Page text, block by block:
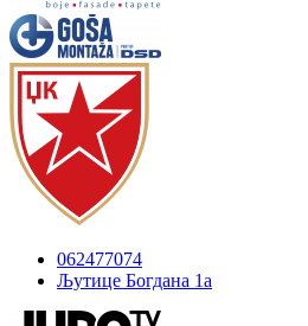
062477074
Љутице Богдана 1а